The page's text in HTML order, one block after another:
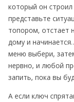
который он
представьте
топором, отстает
дому и
меню выбери,
нервно, и любой
запить, пока вы
А если ключ